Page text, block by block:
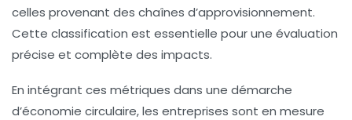
celles provenant des chaînes d’approvisionnement.
Cette classification est essentielle pour une évaluation
précise et complète des impacts.
En intégrant ces métriques dans une démarche
d’économie circulaire, les entreprises sont en mesure